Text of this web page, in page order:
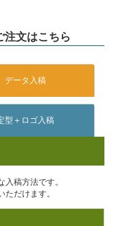
注文はこちら
稿方法です。
だけます。